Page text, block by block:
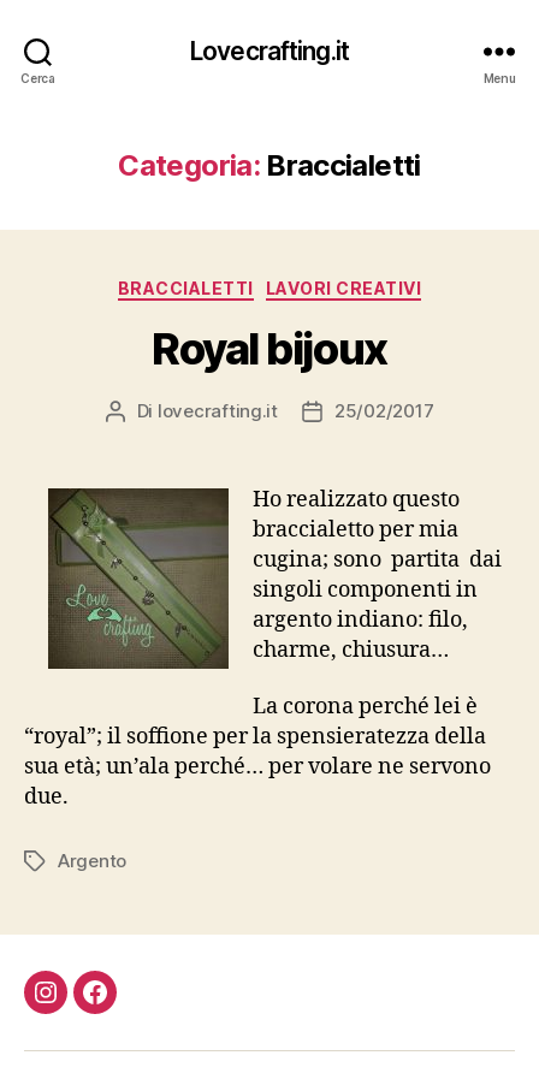
Cerca
Lovecrafting.it
Menu
Categoria: Braccialetti
Categorie
BRACCIALETTI LAVORI CREATIVI
Royal bijoux
Autore
Di lovecrafting.it
Data25/02/2017
Ho realizzato questo
braccialetto per mia
cugina; sono partita dai
singoli componenti in
argento indiano: filo,
charme, chiusura…
La corona perché lei è
“royal”; il soffione per la spensieratezza della
sua età; un’ala perché… per volare ne servono
due.
Tag Argento
InstagramFacebook